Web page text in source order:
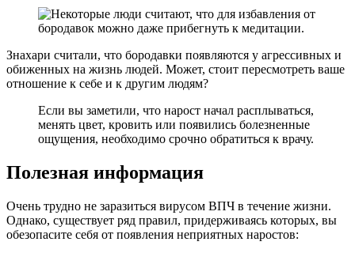
Знахари считали, что бородавки появляются у агрессивных и
обиженных на жизнь людей. Может, стоит пересмотреть ваше
отношение к себе и к другим людям?
Если вы заметили, что нарост начал расплываться,
менять цвет, кровить или появились болезненные
ощущения, необходимо срочно обратиться к врачу.
Полезная информация
Очень трудно не заразиться вирусом ВПЧ в течение жизни.
Однако, существует ряд правил, придерживаясь которых, вы
обезопасите себя от появления неприятных наростов: